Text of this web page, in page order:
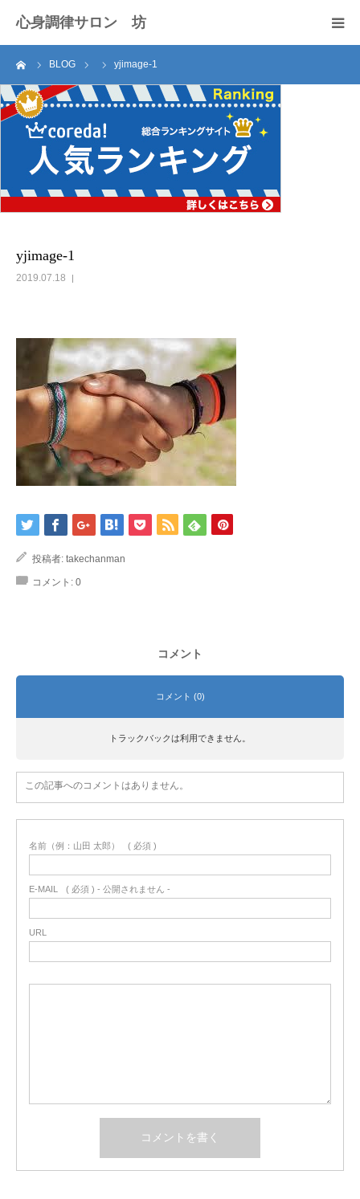
心身調律サロン 坊
BLOG yjimage-1
yjimage-1
2019.07.18
投稿者: takechanman
コメント: 0
コメント
コメント (0)
トラックバックは利用できません。
この記事へのコメントはありません。
名前（例：山田 太郎） ( 必須 )
E-MAIL ( 必須 ) - 公開されません -
URL
セラピスト紹介
施術料
お問い合わせ